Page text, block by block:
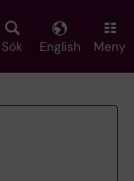
Sök English Meny